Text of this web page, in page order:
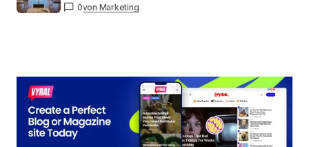
0von Marketing